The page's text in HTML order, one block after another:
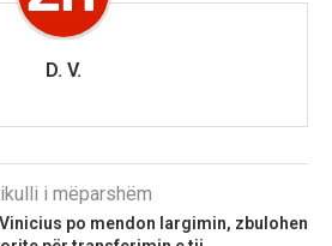
D. V.
i mëparshëm
po mendon largimin, zbulohen